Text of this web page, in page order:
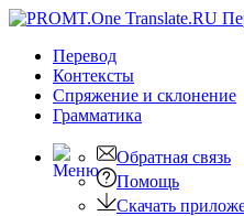
Перевод
Контексты
Спряжение и склонение
Грамматика
Обратная связь
Помощь
Скачать